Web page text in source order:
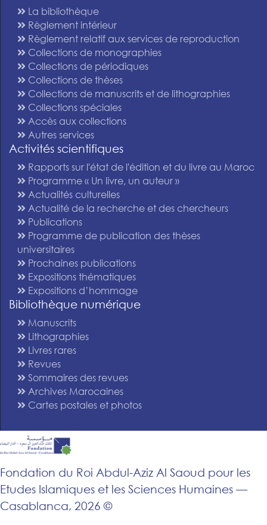
La bibliothèque
Règlement intérieur
Règlement relatif aux services de reproduction
Collections de monographies
Collections de périodiques
Collections de thèses
Collections de manuscrits et de lithographies
Collections spéciales
Accès aux collections
Autres services
Activités scientifiques
Rapports sur l'état de l'édition et du livre au Maroc
Programme « Un livre, un auteur »
Actualités culturelles
Actualité de la recherche et des chercheurs
Publications
Programme de publication des thèses
universitaires
Prochaines publications
Expositions thématiques
Expositions d’hommage
Bibliothèque numérique
Manuscrits
Lithographies
Livres rares
Revues
Sommaires des revues
Archives Marocaines
Cartes postales et photos
Fondation du Roi Abdul-Aziz Al Saoud pour les
Etudes Islamiques et les Sciences Humaines —
Casablanca, 2026 ©